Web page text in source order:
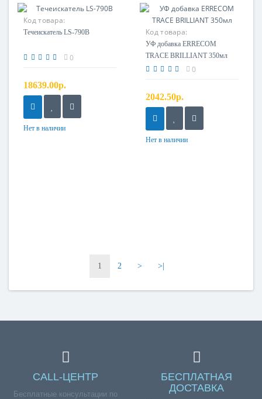
Код товара:
Течеискатель LS-790B
0
18639.00р.
Нет в наличии
Код товара:
TR11103.01.S3
УФ добавка ERRECOM
TRACE BRILLIANT 350мл
0
2042.50р.
Нет в наличии
1 2 > >|
CALL-ЦЕНТР
Бесплатные консультации по
БЕСПЛАТНАЯ
ДОСТАВКА